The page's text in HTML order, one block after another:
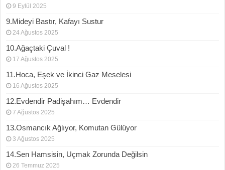
9 Eylül 2025
9.Mideyi Bastır, Kafayı Sustur
24 Ağustos 2025
10.Ağaçtaki Çuval !
17 Ağustos 2025
11.Hoca, Eşek ve İkinci Gaz Meselesi
16 Ağustos 2025
12.Evdendir Padişahım… Evdendir
7 Ağustos 2025
13.Osmancık Ağlıyor, Komutan Gülüyor
3 Ağustos 2025
14.Sen Hamsisin, Uçmak Zorunda Değilsin
26 Temmuz 2025